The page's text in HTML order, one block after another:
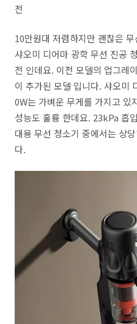
전
10만원대 저렴하지만 괜찮은
샤오미 디어마 광학 무선 진공
전 인데요. 이전 모델의 업그레
이 추가된 모델 입니다. 샤오미
0W는 가벼운 무게를 가지고 있
성능도 훌륭 한데요. 23kPa 흡
대용 무선 청소기 중에서는 상
다.